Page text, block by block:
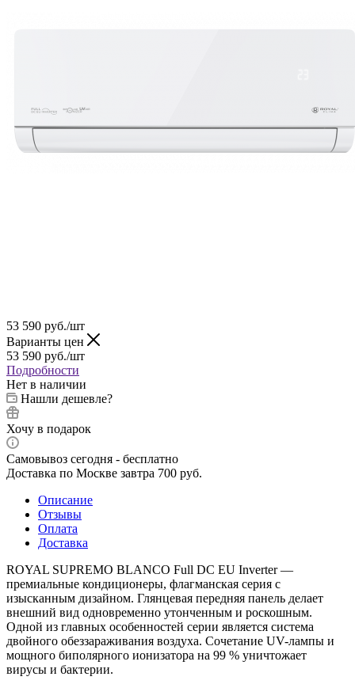
53 590 руб./шт
Варианты цен
53 590 руб./шт
Подробности
Нет в наличии
Нашли дешевле?
Хочу в подарок
Самовывоз сегодня - бесплатно
Доставка по Москве завтра 700 руб.
Описание
Отзывы
Оплата
Доставка
ROYAL SUPREMO BLANCO Full DC EU Inverter —
премиальные кондиционеры, флагманская серия с
изысканным дизайном. Глянцевая передняя панель делает
внешний вид одновременно утонченным и роскошным.
Одной из главных особенностей серии является система
двойного обеззараживания воздуха. Сочетание UV-лампы и
мощного биполярного ионизатора на 99 % уничтожает
вирусы и бактерии.